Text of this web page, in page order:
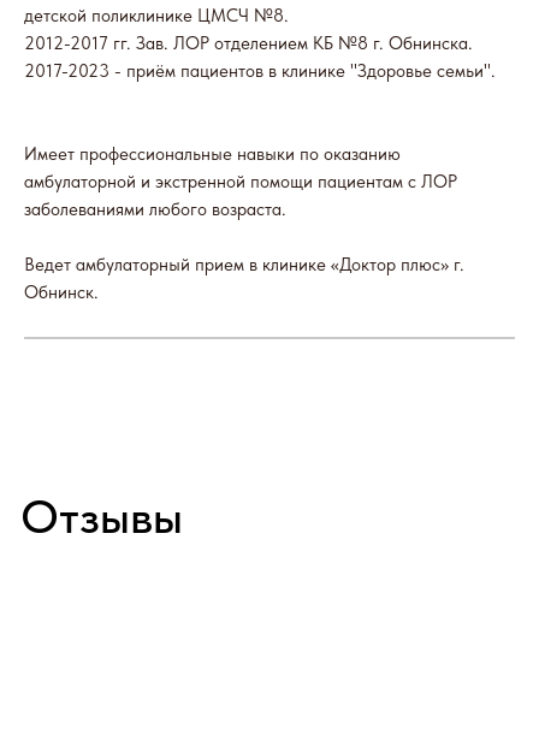
детской поликлинике ЦМСЧ №8.
2012-2017 гг. Зав. ЛОР отделением КБ №8 г. Обнинска.
2017-2023 - приём пациентов в клинике "Здоровье семьи".
Имеет профессиональные навыки по оказанию
амбулаторной и экстренной помощи пациентам с ЛОР
заболеваниями любого возраста.
Ведет амбулаторный прием в клинике «Доктор плюс» г.
Обнинск.
Наши партнеры